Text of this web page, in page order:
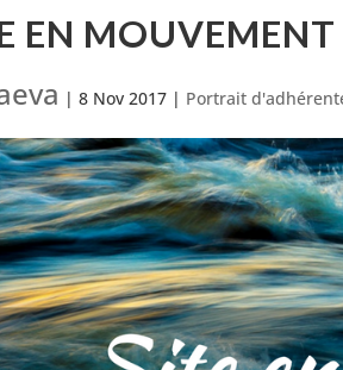
EN
|8 Nov 2017 | Portrait